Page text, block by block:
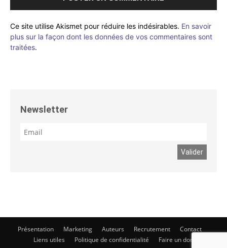
Ce site utilise Akismet pour réduire les indésirables. En savoir
plus sur la façon dont les données de vos commentaires sont
traitées.
Newsletter
Présentation Marketing Auteurs Recrutement
Contact
Liens utiles
Politique de confidentialité Faire un don